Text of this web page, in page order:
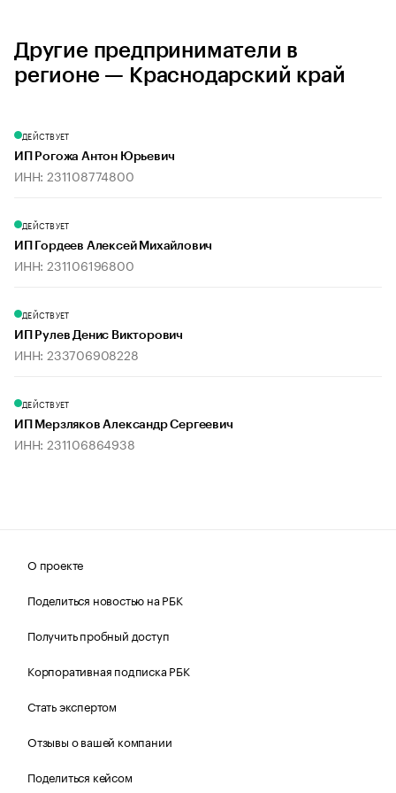
Другие предприниматели в
регионе — Краснодарский край
ДЕЙСТВУЕТ
ИП Рогожа Антон Юрьевич
ИНН: 231108774800
ДЕЙСТВУЕТ
ИП Гордеев Алексей Михайлович
ИНН: 231106196800
ДЕЙСТВУЕТ
ИП Рулев Денис Викторович
ИНН: 233706908228
ДЕЙСТВУЕТ
ИП Мерзляков Александр Сергеевич
ИНН: 231106864938
О проекте
Поделиться новостью на РБК
Получить пробный доступ
Корпоративная подписка РБК
Стать экспертом
Отзывы о вашей компании
Поделиться кейсом